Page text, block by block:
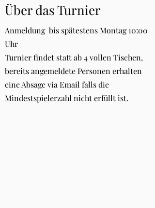
Über das Turnier
Anmeldung bis spätestens Montag 10:00
Uhr
Turnier findet statt ab 4 vollen Tischen,
bereits angemeldete Personen erhalten
eine Absage via Email falls die
Mindestspielerzahl nicht erfüllt ist.